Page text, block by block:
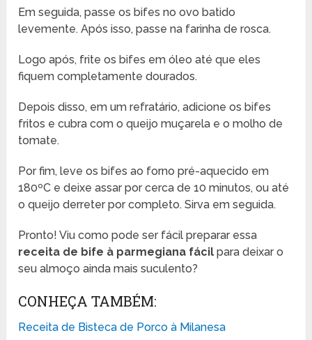
Em seguida, passe os bifes no ovo batido
levemente. Após isso, passe na farinha de rosca.
Logo após, frite os bifes em óleo até que eles
fiquem completamente dourados.
Depois disso, em um refratário, adicione os bifes
fritos e cubra com o queijo muçarela e o molho de
tomate.
Por fim, leve os bifes ao forno pré-aquecido em
180ºC e deixe assar por cerca de 10 minutos, ou até
o queijo derreter por completo. Sirva em seguida.
Pronto! Viu como pode ser fácil preparar essa
receita de bife à parmegiana fácil para deixar o
seu almoço ainda mais suculento?
CONHEÇA TAMBÉM:
Receita de Bisteca de Porco à Milanesa